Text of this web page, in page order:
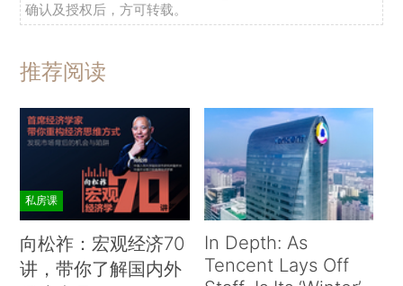
确认及授权后，方可转载。
推荐阅读
私房课
向松祚：宏观经济70
讲，带你了解国内外
In Depth: As
Tencent Lays Off